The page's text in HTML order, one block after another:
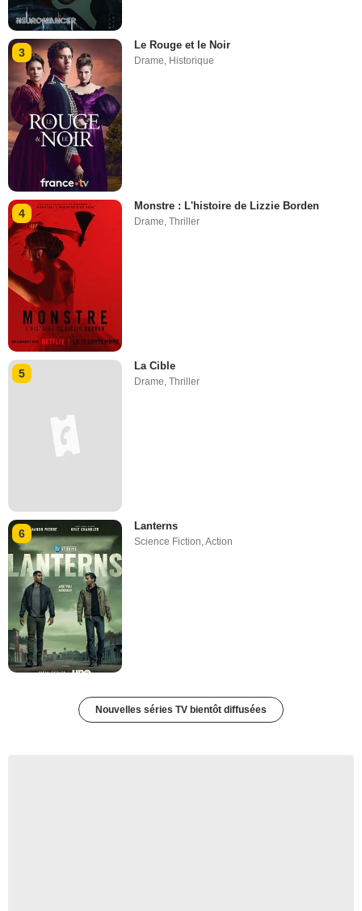
3
Le Rouge et le Noir
Drame, Historique
4
Monstre : L'histoire de Lizzie Borden
Drame ,Thriller
5
La Cible
Drame,Thriller
6
Lanterns
Science Fiction,Action
Nouvelles séries TV bientôt diffusées